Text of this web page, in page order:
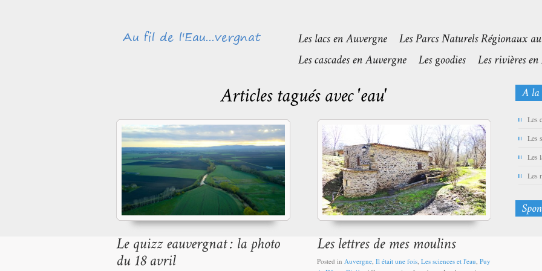
Posted in Auvergne Il était une fois Les sciences et l'eau Puy
Les
Les
Les
Les